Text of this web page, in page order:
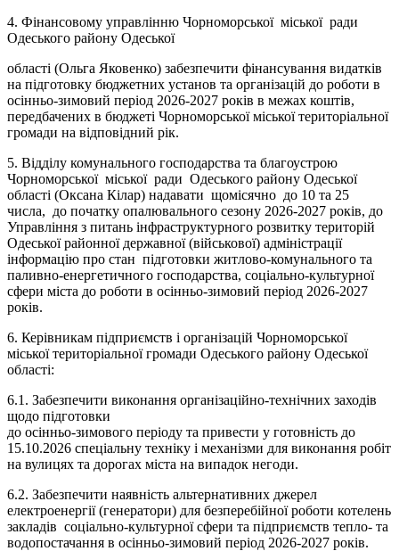
4. Фінансовому управлінню Чорноморської міської ради
Одеського району Одеської
області (Ольга Яковенко) забезпечити фінансування видатків
на підготовку бюджетних установ та організацій до роботи в
осінньо-зимовий період 2026-2027 років в межах коштів,
передбачених в бюджеті Чорноморської міської територіальної
громади на відповідний рік.
5. Відділу комунального господарства та благоустрою
Чорноморської міської ради Одеського району Одеської
області (Оксана Кілар) надавати щомісячно до 10 та 25
числа, до початку опалювального сезону 2026-2027 років, до
Управління з питань інфраструктурного розвитку територій
Одеської районної державної (військової) адміністрації
інформацію про стан підготовки житлово-комунального та
паливно-енергетичного господарства, соціально-культурної
сфери міста до роботи в осінньо-зимовий період 2026-2027
років.
6. Керівникам підприємств і організацій Чорноморської
міської територіальної громади Одеського району Одеської
області:
6.1. Забезпечити виконання організаційно-технічних заходів
щодо підготовки
до осінньо-зимового періоду та привести у готовність до
15.10.2026 спеціальну техніку і механізми для виконання робіт
на вулицях та дорогах міста на випадок негоди.
6.2. Забезпечити наявність альтернативних джерел
електроенергії (генератори) для безперебійної роботи котелень
закладів соціально-культурної сфери та підприємств тепло- та
водопостачання в осінньо-зимовий період 2026-2027 років.